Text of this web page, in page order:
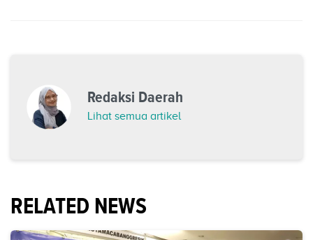
Redaksi Daerah
Lihat semua artikel
RELATED NEWS